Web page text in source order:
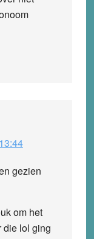
gezien
om het
die lol ging